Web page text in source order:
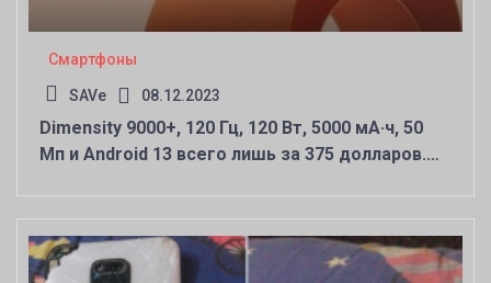
Смартфоны
SAVe 08.12.2023
Dimensity 9000+, 120 Гц, 120 Вт, 5000 мА·ч, 50
Мп и Android 13 всего лишь за 375 долларов.
производительностью